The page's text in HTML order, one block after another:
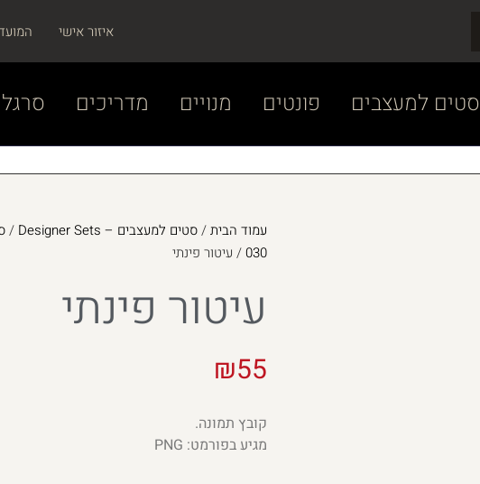
איזור אישי
סטים למעצבים פונטים מנויים מדריכים
עמוד הבית/סטים למעצבים – Designer Sets /
030/ עיטור פינתי
עיטור פינתי
₪55
קובץ תמונה.
מגיע בפורמט: PNG